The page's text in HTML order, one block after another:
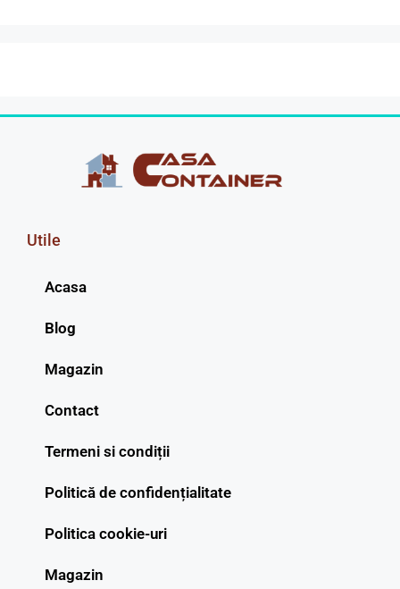
Utile
Acasa
Blog
Magazin
Contact
Termeni si condiții
Politică de confidențialitate
Politica cookie-uri
Magazin